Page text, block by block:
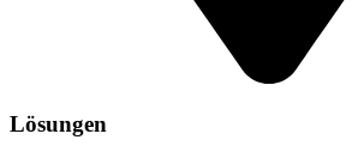
Lösungen